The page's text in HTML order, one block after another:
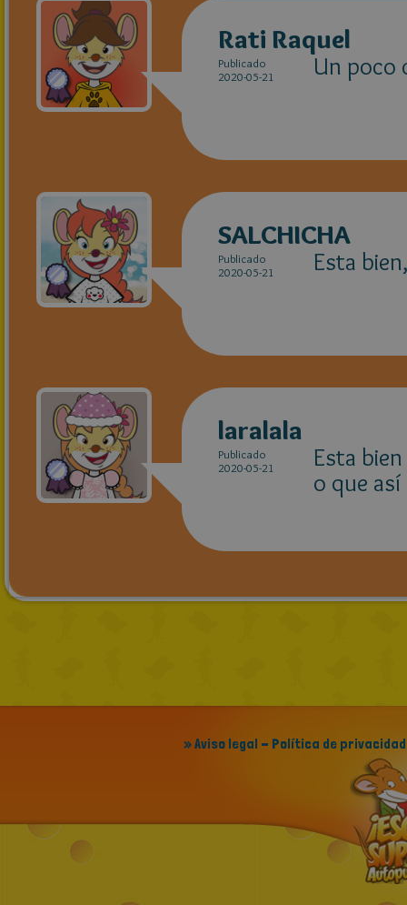
Rati Raquel
Publicado
2020-05-21
Un poco
SALCHICHA
Publicado
2020-05-21
Esta
laralala
Publicado
2020-05-21
Esta
o que
» Aviso legal - Política de privacidad